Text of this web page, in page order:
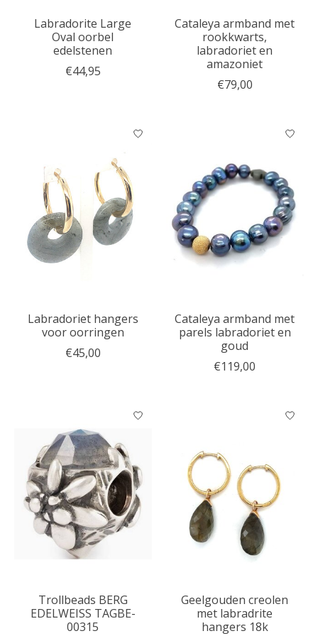
Labradorite Large
Oval oorbel
edelstenen
€44,95
Cataleya armband met
rookkwarts,
labradoriet en
amazoniet
€79,00
Labradoriet hangers
voor oorringen
€45,00
Cataleya armband met
parels labradoriet en
goud
€119,00
Trollbeads BERG
EDELWEISS TAGBE-
00315
Geelgouden creolen
met labradrite
hangers 18k